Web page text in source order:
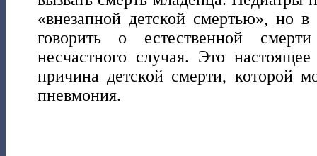
«внезапной детской смертью», но в
говорить о естественной
несчастного случая. Это
причина детской смерти, которой
пневмония.